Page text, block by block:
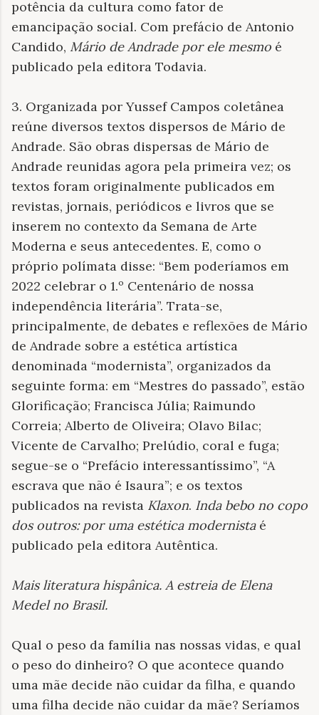
potência da cultura como fator de
emancipação social. Com prefácio de Antonio
Candido, Mário de Andrade por ele mesmo é
publicado pela editora Todavia.
3. Organizada por Yussef Campos coletânea
reúne diversos textos dispersos de Mário de
Andrade. São obras dispersas de Mário de
Andrade reunidas agora pela primeira vez; os
textos foram originalmente publicados em
revistas, jornais, periódicos e livros que se
inserem no contexto da Semana de Arte
Moderna e seus antecedentes. E, como o
próprio polímata disse: “Bem poderíamos em
2022 celebrar o 1.º Centenário de nossa
independência literária”. Trata-se,
principalmente, de debates e reflexões de Mário
de Andrade sobre a estética artística
denominada “modernista”, organizados da
seguinte forma: em “Mestres do passado”, estão
Glorificação; Francisca Júlia; Raimundo
Correia; Alberto de Oliveira; Olavo Bilac;
Vicente de Carvalho; Prelúdio, coral e fuga;
segue-se o “Prefácio interessantíssimo”, “A
escrava que não é Isaura”; e os textos
publicados na revista Klaxon. Inda bebo no copo
dos outros:por uma estética modernista é
publicado pela editora Autêntica.
Mais literatura hispânica. A estreia de Elena
Medel no Brasil.
Qual o peso da família nas nossas vidas, e qual
o peso do dinheiro? O que acontece quando
uma mãe decide não cuidar da filha, e quando
uma filha decide não cuidar da mãe? Seríamos